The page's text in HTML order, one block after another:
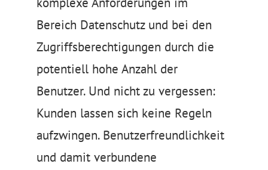
Bereich Datenschutz und bei den
Zugriffsberechtigungen durch die
potentiell hohe Anzahl der
Benutzer. Und nicht zu vergessen:
Kunden lassen sich keine Regeln
aufzwingen. Benutzerfreundlichkeit
und damit verbundene